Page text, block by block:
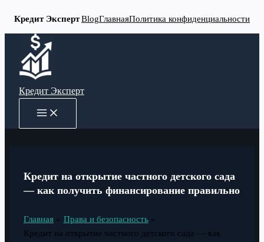
Кредит ЭкспертBlogГлавнаяПолитика конфиденциальности
Перейти
содержимому
Кредит Эксперт
MAIN
MENU
Кредит на открытие частного детского сада
— как получить финансирование правильно
Главная
Права и безопасность
Кредит на открытие частного детского сада — как